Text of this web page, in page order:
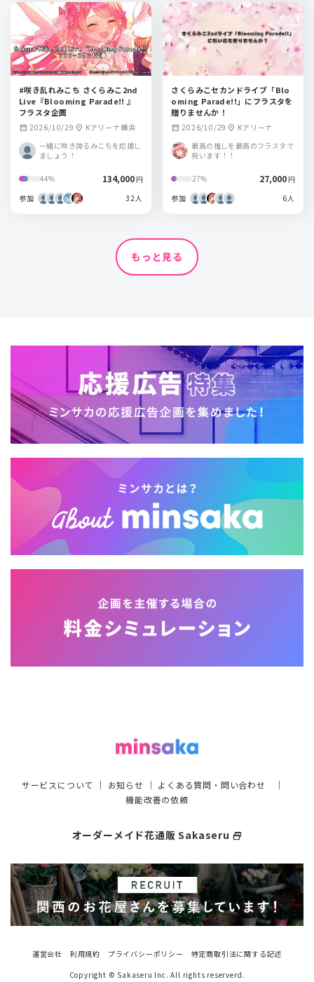
#咲き乱れみこち さくらみこ2nd
Live『Blooming Parade!! 』
フラスタ企画
calendar_month 2026/10/29 location_on Kアリーナ横浜
一緒に咲き誇るみこちを応援し
ましょう！
44% 134,000円
参加
32人
さくらみこセカンドライブ「Blo
oming Parade!!」にフラスタを
贈りませんか！
calendar_month 2026/10/29 location_on Kアリーナ
最高の推しを最高のフラスタで
祝います！！
27% 27,000円
参加
6人
もっと見る
サービスについて ｜ お知らせ ｜ よくある質問・問い合わせ ｜
機能改善の依頼
オーダーメイド花通販 Sakaseru select_window
運営会社 利用規約 プライバシーポリシー
特定商取引法に関する記述
Copyright © Sakaseru Inc. All rights reserverd.